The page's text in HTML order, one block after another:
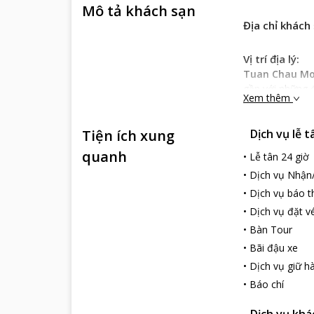
Mô tả khách sạn
Địa chỉ khách
Vị trí địa lý:
Tuan Chau
gần với
tiện bạn có thể
Tuan Chau
tổng thể tông
sang trọng.
Các phòng của
khung cảnh
Dịch vụ khách
Tuan Chau
với đầy đủ các
đang ở nhà
dung tích lớn…
những giờ
Xem thêm
Tiện ích xung
quanh
Dịch vụ lễ
• Lễ tân 24 giờ
• Dịch vụ
• Dịch vụ báo
• Dịch vụ đặt
• Bàn Tour
• Bãi đậu xe
• Dịch vụ giữ
• Báo chí